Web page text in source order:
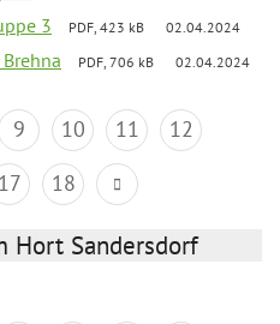
3 PDF, 423 kB 02.04.2024
PDF, 706 kB 02.04.2024
9 10 11
12
17 18
Hort Sandersdorf